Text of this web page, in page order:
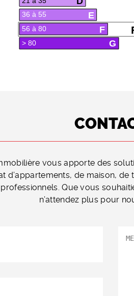
E
36 à 55
F
56 à 80
G
> 80
vous apporte des
d’appartements, de maison,
Que vous
n’attendez plus pour